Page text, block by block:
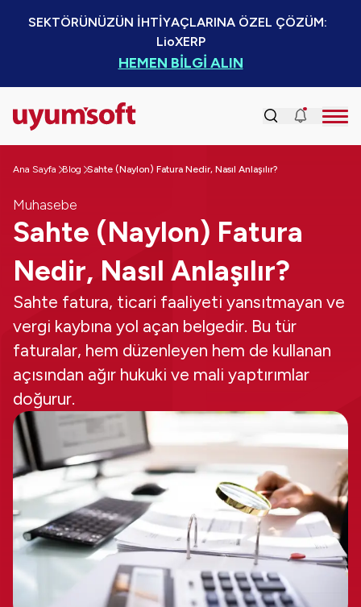
SEKTÖRÜNÜZÜN İHTİYAÇLARINA ÖZEL ÇÖZÜM:
LioXERP
HEMEN BİLGİ ALIN
Ana Sayfa Blog Sahte (Naylon) Fatura Nedir, Nasıl Anlaşılır?
Muhasebe
Sahte (Naylon) Fatura
Nedir, Nasıl Anlaşılır?
Sahte fatura, ticari faaliyeti yansıtmayan ve
vergi kaybına yol açan belgedir. Bu tür
faturalar, hem düzenleyen hem de kullanan
açısından ağır hukuki ve mali yaptırımlar
doğurur.